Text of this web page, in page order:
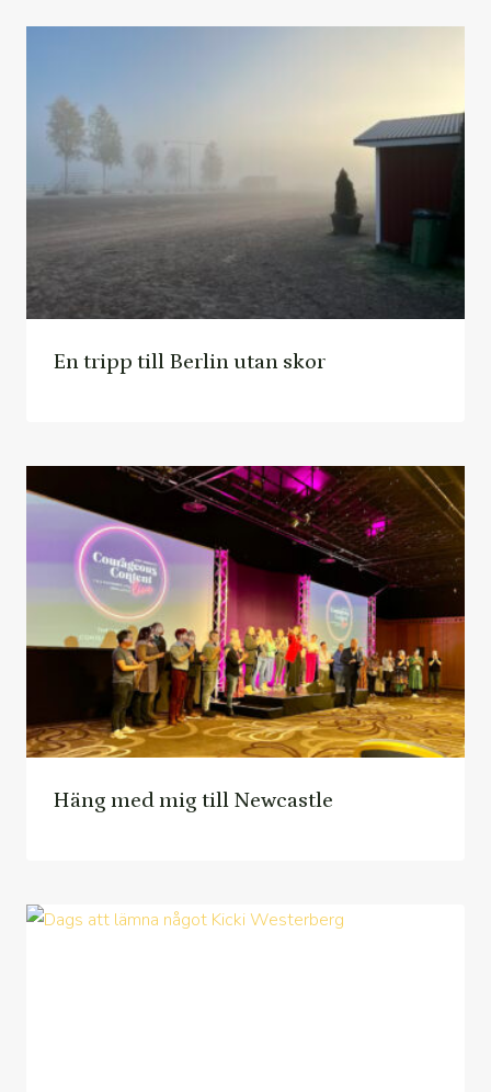
En tripp till Berlin utan skor
Häng med mig till Newcastle